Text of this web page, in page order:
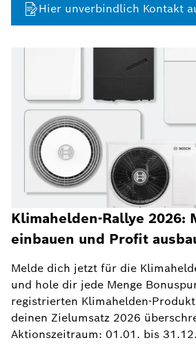
Hier unverbindlich Kontakt
Klimahelden-Rallye 2026:
einbauen und Profit
Melde dich jetzt für die
und hole dir jede Menge
registrierten Klimahelden-
deinen Zielumsatz 2026
Aktionszeitraum: 01.01. bis